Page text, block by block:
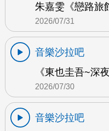
朱嘉雯《戀路旅
2026/07/31
音樂沙拉吧
《東也圭吾~深
2026/07/30
音樂沙拉吧